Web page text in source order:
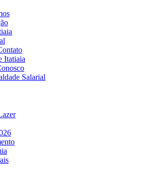
Itatiaia
Salarial